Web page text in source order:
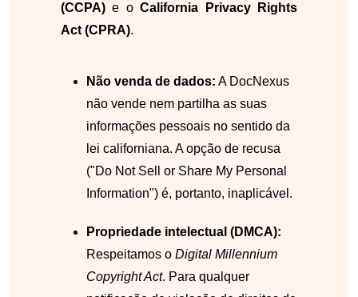
(CCPA) e oCalifornia Privacy Rights
Act (CPRA).
Não venda de dados: A DocNexus
não vende nem partilha as suas
informações pessoais no sentido da
lei californiana. A opção de recusa
("Do Not Sell or Share My Personal
Information") é, portanto, inaplicável.
Propriedade intelectual (DMCA):
Respeitamos o Digital Millennium
Copyright Act. Para qualquer